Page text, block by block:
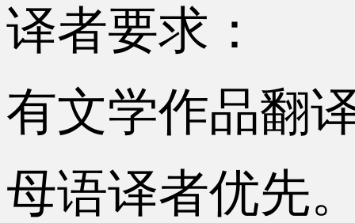
译者要求：
有文学作品翻
母语译者优先